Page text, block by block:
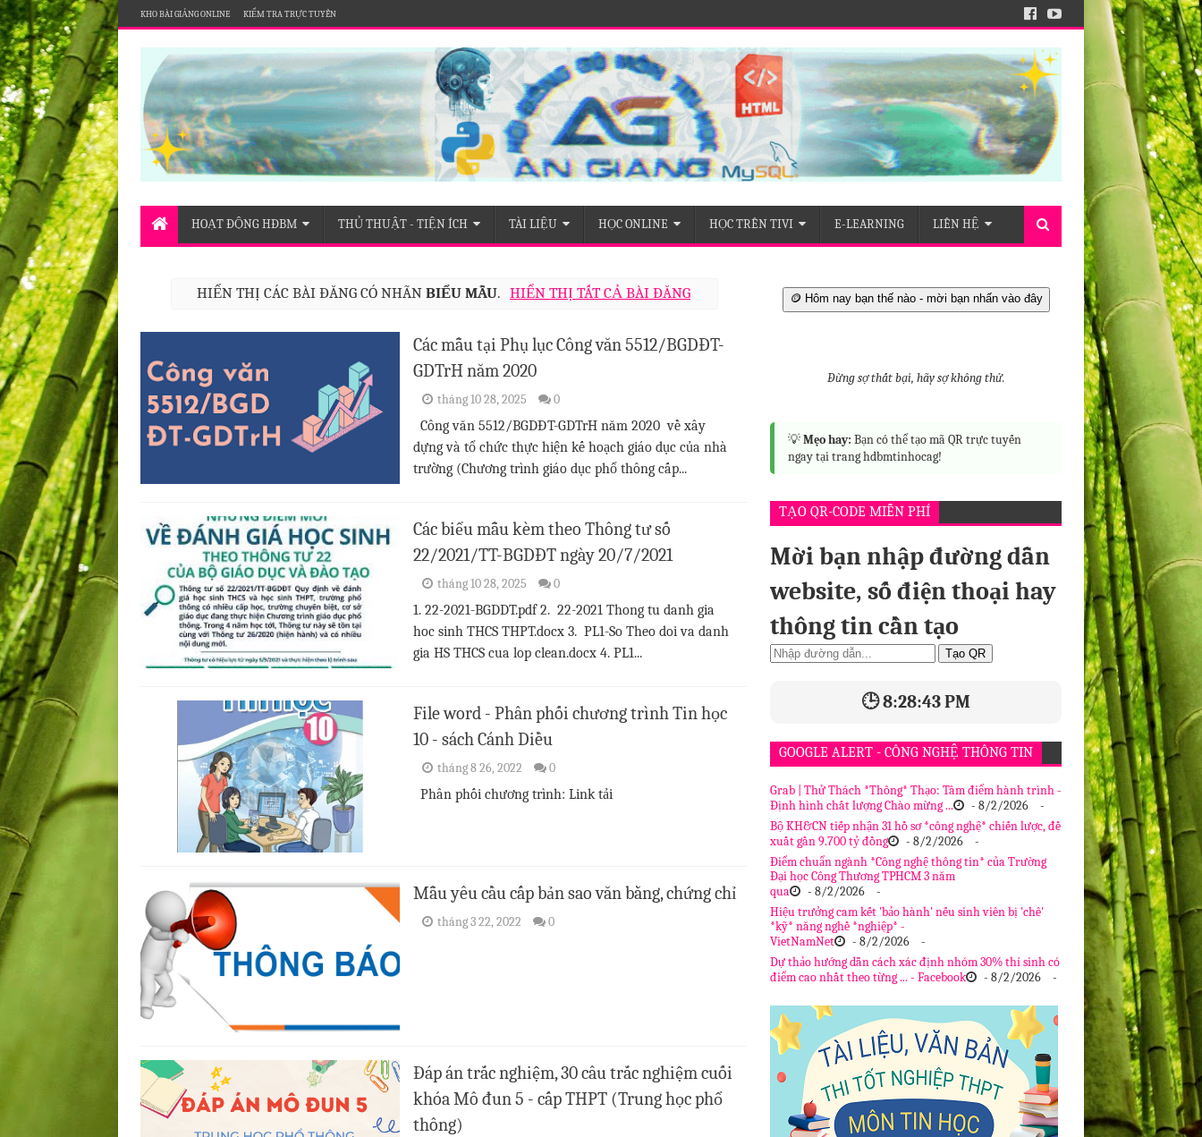
KHO BÀI GIẢNG ONLINE KIỂM TRA TRỰC TUYẾN
HOẠT ĐỘNG HĐBM
THỦ THUẬT - TIỆN ÍCH TÀI LIỆU HỌC ONLINE HỌC TRÊN TIVI E-LEARNING LIÊN HỆ
HIỂN THỊ CÁC BÀI ĐĂNG CÓ NHÃNBIỂU MẪU. HIỂN THỊ TẤT CẢ BÀI ĐĂNG
Các mẫu tại Phụ lục Công văn 5512/BGDĐT-
GDTrH năm 2020
tháng 10 28, 2025 0
Công văn 5512/BGDĐT-GDTrH năm 2020 về xây
dựng và tổ chức thực hiện kế hoạch giáo dục của nhà
trường (Chương trình giáo dục phổ thông cấp...
Các biểu mẫu kèm theo Thông tư số
22/2021/TT-BGDĐT ngày 20/7/2021
tháng 10 28, 2025 0
1. 22-2021-BGDDT.pdf 2. 22-2021 Thong tu danh gia
hoc sinh THCS THPT.docx 3. PL1-So Theo doi va danh
gia HS THCS cua lop clean.docx 4. PL1...
File word - Phân phối chương trình Tin học
10 - sách Cánh Diều
tháng 8 26, 2022 0
Phân phối chương trình: Link tải
Mẫu yêu cầu cấp bản sao văn bằng, chứng chỉ
tháng 3 22, 2022 0
Đáp án trắc nghiệm, 30 câu trắc nghiệm cuối
khóa Mô đun 5 - cấp THPT (Trung học phổ
thông)
🪙 Hôm nay bạn thế nào - mời bạn nhấn vào đây
Đừng sợ thất bại, hãy sợ không thử.
💡Mẹo hay: Bạn có thể tạo mã QR trực tuyến
ngay tại trang hdbmtinhocag!
TẠO QR-CODE MIỄN PHÍ
Mời bạn nhập đường dẫn
website, số điện thoại hay
thông tin cần tạo
Tạo QR
🕒 8:28:44 PM
GOOGLE ALERT - CÔNG NGHỆ THÔNG TIN
Grab | Thử Thách *Thông* Thạo: Tâm điểm hành trình -
Định hình chất lượng Chào mừng ...
- 8/2/2026
-
Bộ KH&CN tiếp nhận 31 hồ sơ *công nghệ* chiến lược, đề
xuất gần 9.700 tỷ đồng
- 8/2/2026
-
Điểm chuẩn ngành *Công nghệ thông tin* của Trường
Đại học Công Thương TPHCM 3 năm
qua
- 8/2/2026
-
Hiệu trưởng cam kết 'bảo hành' nếu sinh viên bị 'chê'
*kỹ* năng nghề *nghiệp* -
VietNamNet
- 8/2/2026
-
Dự thảo hướng dẫn cách xác định nhóm 30% thí sinh có
điểm cao nhất theo từng ... - Facebook
- 8/2/2026 -